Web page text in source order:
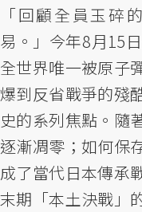
「回顧全員玉碎的
易。」今年8月15
全世界唯一被原子
爆到反省戰爭的殘
史的系列焦點。隨
逐漸凋零；如何保
成了當代日本傳承
末期「本土決戰」